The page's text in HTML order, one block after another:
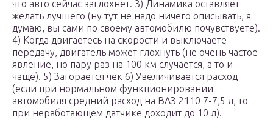
что авто сейчас заглохнет. 3) Динамика оставляет
желать лучшего (ну тут не надо ничего описывать, я
думаю, вы сами по своему автомобилю почувствуете).
4) Когда двигаетесь на скорости и выключаете
передачу, двигатель может глохнуть (не очень частое
явление, но пару раз на 100 км случается, а то и
чаще). 5) Загорается чек 6) Увеличивается расход
(если при нормальном функционировании
автомобиля средний расход на ВАЗ 2110 7-7,5 л, то
при неработающем датчике доходит до 10 л).